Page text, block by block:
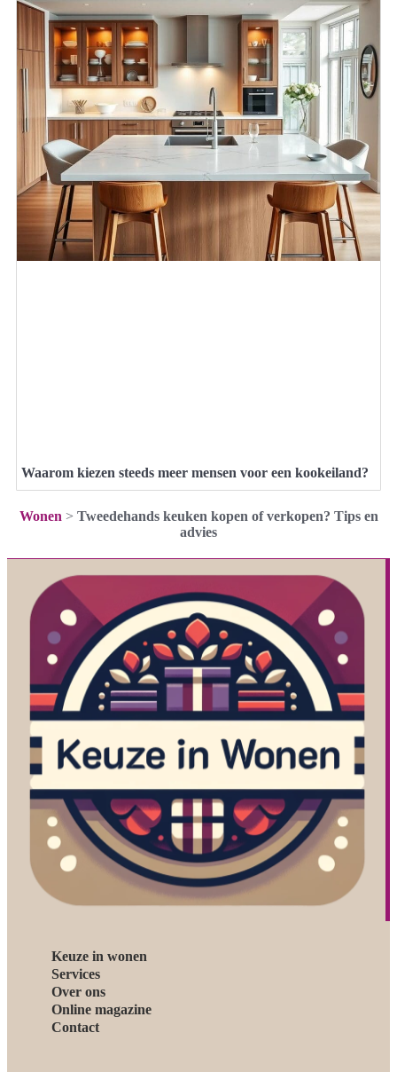
Waarom kiezen steeds meer mensen voor een kookeiland?
Wonen > Tweedehands keuken kopen of verkopen? Tips en
advies
Keuze in wonen
Services
Over ons
Online magazine
Contact